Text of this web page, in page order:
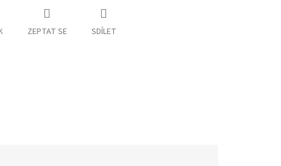
ZEPTAT SE SDÍLET